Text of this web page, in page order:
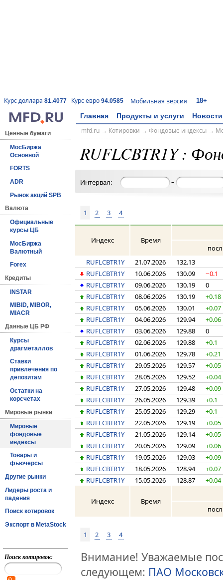
Курс доллара 81.4077 Курс евро 94.0585 Мобильная версия 18+
Главная Продукты и услуги Новости
Ценные бумаги
МосБиржа
Основной
FORTS
ADR
Рынок акций SPB
Валюта
Официальные
курсы ЦБ
МосБиржа
Валютный
Forex
Кредиты
INSTAR
MIBID, MIBOR,
MIACR
Данные ЦБ РФ
Курсы
драгметаллов
Ставки
привлечения по
депозитам
Остатки на
корсчетах
Мировые рынки
Мировые
фондовые
индексы
Товары и
фьючерсы
Другие рынки
Лидеры роста и
падения
Поиск котировок
Экспорт в MetaStock
Поиск котировок:
mfd.ru→ Котировки → Фондовые индексы→
RUFLCBTR1Y :
Интервал: –
1 2 3 4
Индекс
Время
посл
RUFLCBTR1Y
21.07.2026
132.13
RUFLCBTR1Y
10.06.2026 130.09
−0.1
RUFLCBTR1Y
09.06.2026 130.19
0
RUFLCBTR1Y
08.06.2026 130.19
+0.18
RUFLCBTR1Y
05.06.2026 130.01
+0.07
RUFLCBTR1Y
04.06.2026 129.94
+0.06
RUFLCBTR1Y
03.06.2026 129.88
0
RUFLCBTR1Y
02.06.2026 129.88
+0.1
RUFLCBTR1Y
01.06.2026 129.78
+0.21
RUFLCBTR1Y
29.05.2026 129.57
+0.05
RUFLCBTR1Y
28.05.2026 129.52
+0.04
RUFLCBTR1Y
27.05.2026 129.48
+0.09
RUFLCBTR1Y
26.05.2026 129.39
+0.1
RUFLCBTR1Y
25.05.2026 129.29
+0.1
RUFLCBTR1Y
22.05.2026 129.19
+0.05
RUFLCBTR1Y
21.05.2026 129.14
+0.05
RUFLCBTR1Y
20.05.2026 129.09
+0.06
RUFLCBTR1Y
19.05.2026 129.03
+0.09
RUFLCBTR1Y
18.05.2026 128.94
+0.07
RUFLCBTR1Y
15.05.2026 128.87 +0.04
Индекс
Время
посл
1 2 3 4
Внимание! Уважаемые
следующем: ПАО